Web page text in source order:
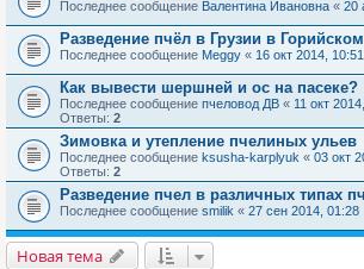
Последнее сообщение Валентина Ивановна « 20
Разведение пчёл в Грузии в
Последнее сообщение Meggy « 16 окт 2014, 10:51
Как вывести шершней и ос на пасеке?
Последнее сообщение пчеловод ДВ « 11 окт
Ответы: 2
Зимовка и утепление пчелиных ульев
Последнее сообщение ksusha-karplyuk « 03 окт
Ответы: 2
Разведение пчел в различных типах
Последнее сообщение smilik « 27 сен 2014, 01:28
Новая тема